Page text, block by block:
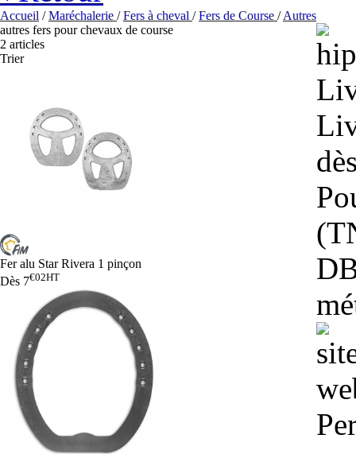
Accueil /Maréchalerie /Fers à cheval /Fers de Course /Autres
autres fers pour chevaux de course
2 articles
Trier
Fer alu Star Rivera 1 pinçon
Dès 7€02HT